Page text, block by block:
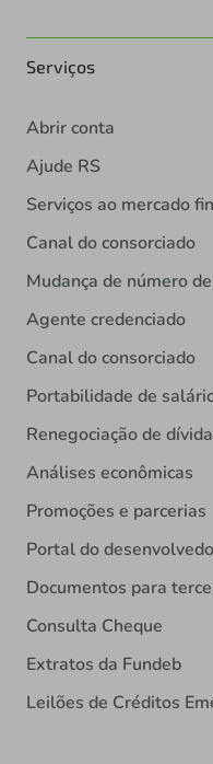
Serviços
Abrir conta
Ajude RS
Serviços ao mercado
Canal do consorciado
Mudança de número
Agente credenciado
Canal do consorciado
Portabilidade de
Renegociação de
Análises econômicas
Promoções e parcerias
Portal do
Documentos para
Consulta Cheque
Extratos da Fundeb
Leilões de Créditos